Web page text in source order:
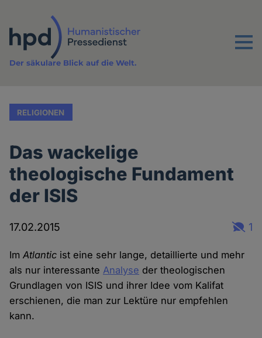
Inhalt
Menu
Der säkulare Blick auf die Welt.
RELIGIONEN
Das wackelige
theologische Fundament
der ISIS
17.02.2015 1
ImAtlantic ist eine sehr lange, detaillierte und mehr
als nur interessante Analyse der theologischen
Grundlagen von ISIS und ihrer Idee vom Kalifat
erschienen, die man zur Lektüre nur empfehlen
kann.